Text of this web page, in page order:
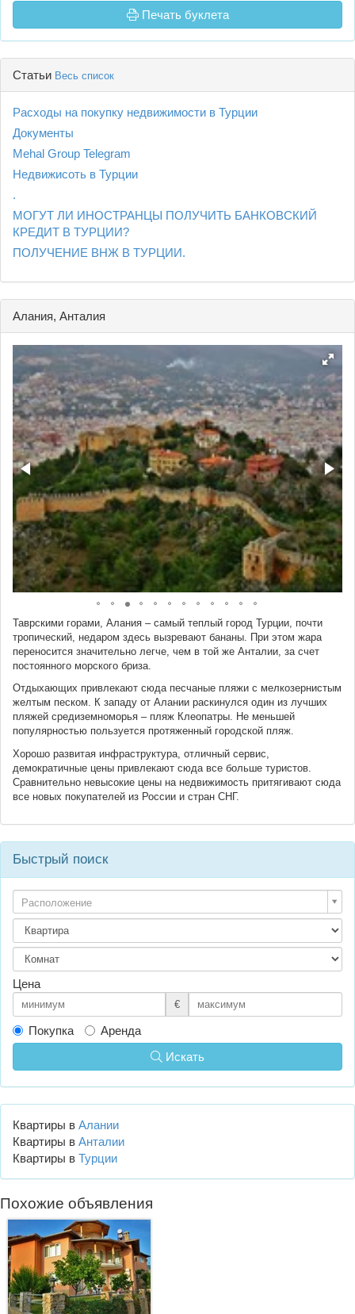
Печать буклета
Статьи Весь список
Расходы на покупку недвижимости в Турции
Документы
Mehal Group Telegram
Недвижисоть в Турции
.
МОГУТ ЛИ ИНОСТРАНЦЫ ПОЛУЧИТЬ БАНКОВСКИЙ
КРЕДИТ В ТУРЦИИ?
ПОЛУЧЕНИЕ ВНЖ В ТУРЦИИ.
Алания, Анталия
Таврскими горами, Алания – самый теплый город Турции, почти
тропический, недаром здесь вызревают бананы. При этом жара
переносится значительно легче, чем в той же Анталии, за счет
постоянного морского бриза.
Отдыхающих привлекают сюда песчаные пляжи с мелкозернистым
желтым песком. К западу от Алании раскинулся один из лучших
пляжей средиземноморья – пляж Клеопатры. Не меньшей
популярностью пользуется протяженный городской пляж.
Хорошо развитая инфраструктура, отличный сервис,
демократичные цены привлекают сюда все больше туристов.
Сравнительно невысокие цены на недвижимость притягивают сюда
все новых покупателей из России и стран СНГ.
Быстрый поиск
Расположение
Цена
€
Покупка
Аренда
Искать
Квартиры в Алании
Квартиры в Анталии
Квартиры в Турции
Похожие объявления